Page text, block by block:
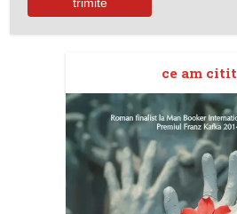
ce am citit